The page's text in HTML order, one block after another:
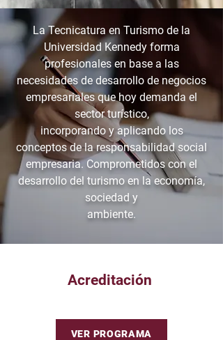
La Tecnicatura en Turismo de la
Universidad Kennedy forma
profesionales en base a las
necesidades de desarrollo de negocios
empresariales que hoy demanda el
sector turístico,
incorporando y aplicando los
conceptos de la responsabilidad social
empresaria. Comprometidos con el
desarrollo del turismo en la economía,
sociedad y
ambiente.
Acreditación
VER PROGRAMA